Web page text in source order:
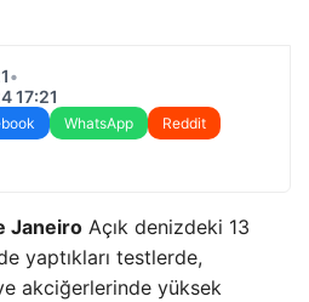
•
17:21
WhatsApp
Reddit
Janeiro Açık denizdeki 13
yaptıkları testlerde,
akciğerlerinde yüksek